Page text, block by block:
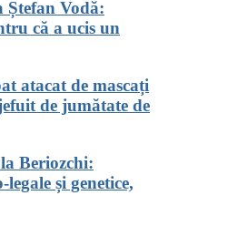
Vodă:
că a ucis un
atacat de mascați
de jumătate de
Beriozchi:
și genetice,